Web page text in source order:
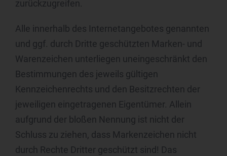
zurückzugreifen.
Alle innerhalb des Internetangebotes genannten
und ggf. durch Dritte geschützten Marken- und
Warenzeichen unterliegen uneingeschränkt den
Bestimmungen des jeweils gültigen
Kennzeichenrechts und den Besitzrechten der
jeweiligen eingetragenen Eigentümer. Allein
aufgrund der bloßen Nennung ist nicht der
Schluss zu ziehen, dass Markenzeichen nicht
durch Rechte Dritter geschützt sind! Das
k) Einwilligung
Einwilligung ist jede von der betroffenen Person
freiwillig für den bestimmten Fall in informierter Weise
und unmissverständlich abgegebene
Willensbekundung in Form einer Erklärung oder einer
sonstigen eindeutigen bestätigenden Handlung, mit
der die betroffene Person zu verstehen gibt, dass sie
mit der Verarbeitung der sie betreffenden
personenbezogenen Daten einverstanden ist.
Verantwortlichen
Verantwortlicher im Sinne der Datenschutz-
Grundverordnung, sonstiger in den Mitgliedstaaten der
Europäischen Union geltenden Datenschutzgesetze und
Charakter ist die: